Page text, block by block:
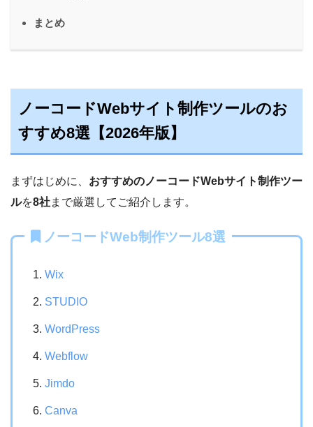
まとめ
ノーコードWebサイト制作ツールのお
すすめ8選【2026年版】
まずはじめに、 おすすめのノーコードWebサイト制作ツー
ルを8社まで厳選してご紹介します。
ノーコードWeb制作ツール8選
Wix
STUDIO
WordPress
Webflow
Jimdo
Canva